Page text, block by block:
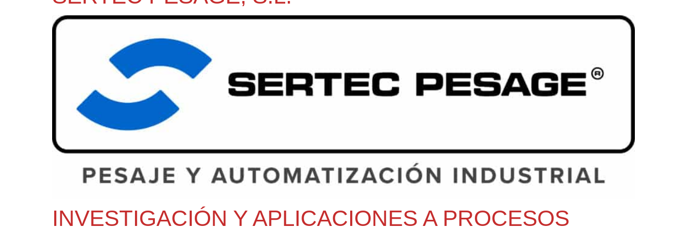
INVESTIGACIÓN Y APLICACIONES A PROCESOS